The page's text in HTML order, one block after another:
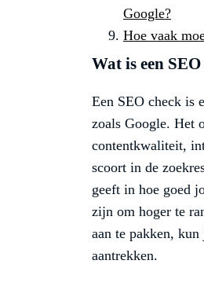
Google?
Hoe vaak
Wat is een
Een SEO check is
zoals Google. Het
contentkwaliteit,
scoort in de
geeft in hoe goed
zijn om hoger te
aan te pakken,
aantrekken.